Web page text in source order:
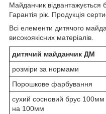
Майданчик відвантажується
Гарантія рік. Продукція
Всі елементи дитячого
високоякісних матеріалів.
дитячий майданчик ДМ
розміри за нормами
Порошкове фарбування
сухий сосновий брус 100мм
на 100мм